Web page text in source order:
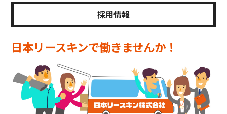
採用情報
日本リースキンで働きませんか！